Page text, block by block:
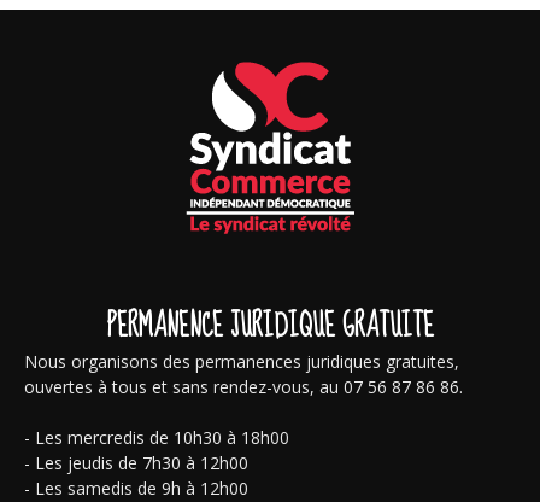
PERMANENCE JURIDIQUE GRATUITE
Nous organisons des permanences juridiques gratuites,
ouvertes à tous et sans rendez-vous, au 07 56 87 86 86.
- Les mercredis de 10h30 à 18h00
- Les jeudis de 7h30 à 12h00
- Les samedis de 9h à 12h00